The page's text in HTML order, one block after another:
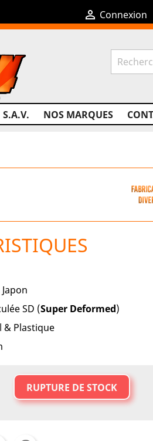
 Connexion
S.A.V. NOS MARQUES
SD (Super Deformed)
& Plastique
RUPTURE DE STOCK